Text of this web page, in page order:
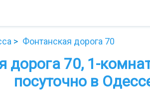
Фонтанская дорога 70
дорога 70, 1-
посуточно в